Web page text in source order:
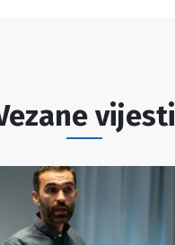
vijesti